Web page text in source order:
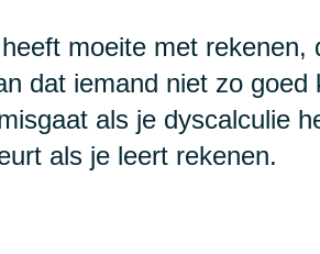
moeite met rekenen,
dat iemand niet zo goed
als je dyscalculie
als je leert rekenen.